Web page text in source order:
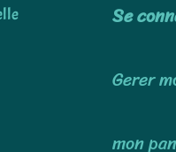
Se
Gerer
mon